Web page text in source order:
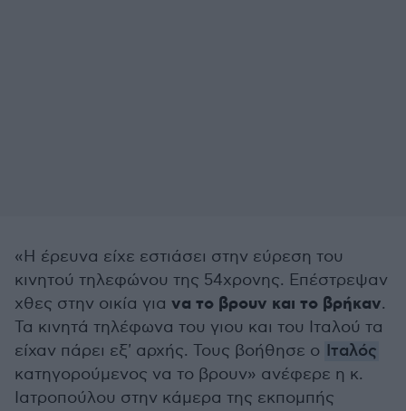
«Η έρευνα είχε εστιάσει στην εύρεση του
κινητού τηλεφώνου της 54χρονης. Επέστρεψαν
χθες στην οικία για να το βρουν και το βρήκαν.
Τα κινητά τηλέφωνα του γιου και του Ιταλού τα
είχαν πάρει εξ' αρχής. Τους βοήθησε ο Ιταλός
κατηγορούμενος να το βρουν» ανέφερε η κ.
Ιατροπούλου στην κάμερα της εκπομπής